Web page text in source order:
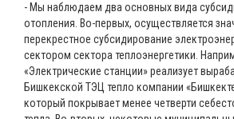
- Мы наблюдаем два основных вида
отопления. Во-первых, осуществляется
перекрестное субсидирование
сектором сектора теплоэнергетики.
«Электрические станции» реализует
Бишкекской ТЭЦ тепло компании
который покрывает менее четверти